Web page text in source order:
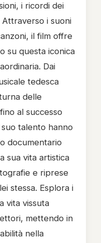
i ricordi dei
Attraverso i suoni
il film offre
su questa iconica
Dai
tedesca
delle
al successo
talento hanno
documentario
sua vita artistica
e riprese
stessa. Esplora i
vita vissuta
mettendo in
nella